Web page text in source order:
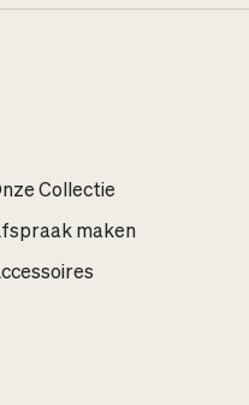
Collectie
maken